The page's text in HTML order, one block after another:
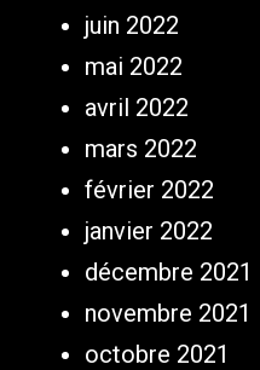
juin 2022
mai 2022
avril 2022
mars 2022
février 2022
janvier 2022
décembre 2021
novembre 2021
octobre 2021